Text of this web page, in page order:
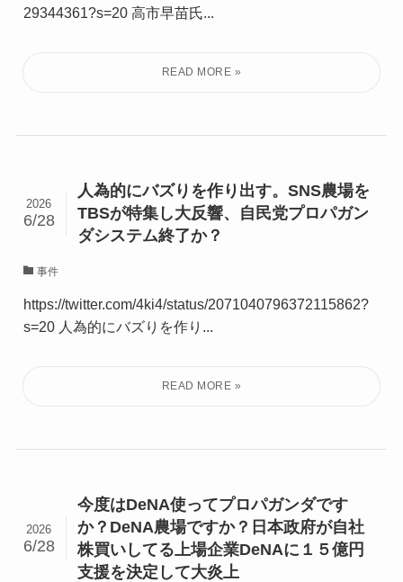
29344361?s=20 高市早苗氏...
人為的にバズりを作り出す。SNS農場を
TBSが特集し大反響、自民党プロパガン
ダシステム終了か？
2026
6/28
事件
https://twitter.com/4ki4/status/2071040796372115862?
s=20 人為的にバズりを作り...
今度はDeNA使ってプロパガンダです
か？DeNA農場ですか？日本政府が自社
株買いしてる上場企業DeNAに１５億円
支援を決定して大炎上
2026
6/28